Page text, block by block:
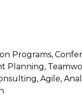
Programs,
Planning,
Agile,